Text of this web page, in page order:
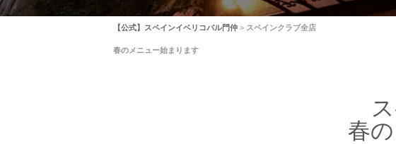
【公式】スペインイベリコバル門仲 > スペインクラブ全店
春のメニュー始まります
春